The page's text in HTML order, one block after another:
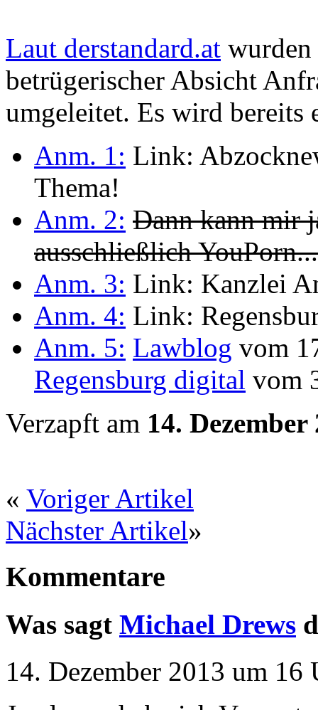
Laut derstandard.at
betrügerischer Absicht
umgeleitet. Es wird bereits
Anm. 1: Link:
Thema!
Anm. 2: Dann kann mir
ausschließlich YouPorn...
Anm. 3: Link: Kanzlei
Anm. 4: Link:
Anm. 5: Lawblog vom
Regensburg digital vom
Verzapft am 14. Dezember
« Voriger Artikel
Nächster Artikel»
Kommentare
Was sagt Michael Drews
14. Dezember 2013 um 16